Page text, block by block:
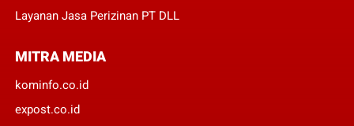
Layanan Jasa Perizinan PT DLL
MITRA MEDIA
kominfo.co.id
expost.co.id